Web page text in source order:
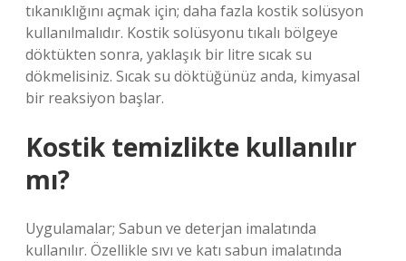
tıkanıklığını açmak için; daha fazla kostik solüsyon
kullanılmalıdır. Kostik solüsyonu tıkalı bölgeye
döktükten sonra, yaklaşık bir litre sıcak su
dökmelisiniz. Sıcak su döktüğünüz anda, kimyasal
bir reaksiyon başlar.
Kostik temizlikte kullanılır
mı?
Uygulamalar; Sabun ve deterjan imalatında
kullanılır. Özellikle sıvı ve katı sabun imalatında